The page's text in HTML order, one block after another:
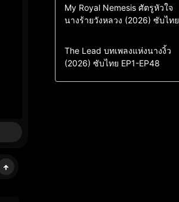
Comedy
Drama
Sci-Fi & Fantasy
ซีรี่ย์เกาหลี
My Royal Nemesis ศัตรูหัวใจ
นางร้ายวังหลวง (2026) ซับไทย
Drama
ซีรี่ย์จีน
ซีรี่ย์จีนซับไทย
The Lead บทเพลงแห่งนางงิ้ว
(2026) ซับไทย EP1-EP48